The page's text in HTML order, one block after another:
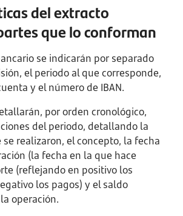
del extracto
que lo conforman
se indicarán por separado
el periodo al que corresponde,
y el número de IBAN.
por orden cronológico,
del periodo, detallando la
realizaron, el concepto, la fecha
(la fecha en la que hace
(reflejando en positivo los
los pagos) y el saldo
operación.